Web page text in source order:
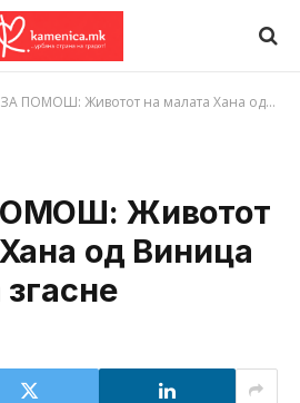
Животот на малата Хана од Виница не смее да згасне
Животот
од Виница